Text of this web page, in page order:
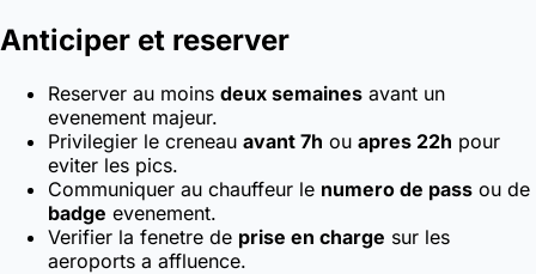
Anticiper et reserver
Reserver au moins deux semaines avant un
evenement majeur.
Privilegier le creneau avant 7h ou apres 22h pour
eviter les pics.
Communiquer au chauffeur le numero de pass ou de
badge evenement.
Verifier la fenetre de prise en charge sur les
aeroports a affluence.